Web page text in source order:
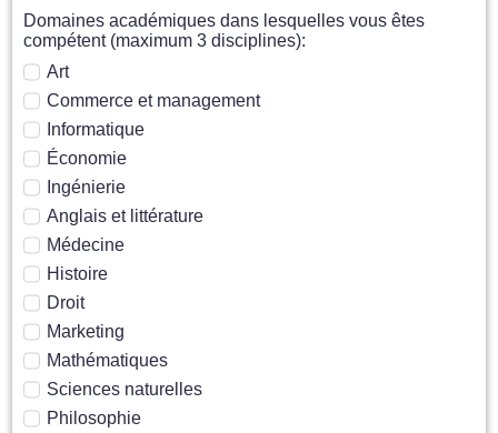
Domaines académiques dans lesquelles vous êtes
compétent (maximum 3 disciplines):
Art
Commerce et management
Informatique
Économie
Ingénierie
Anglais et littérature
Médecine
Histoire
Droit
Marketing
Mathématiques
Sciences naturelles
Philosophie